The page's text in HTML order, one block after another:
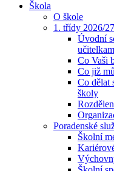
Škola
O škole
1. třídy 2026/27
Úvodní
Co Vaši
Co již
Co dělat
školy
Poradenské
Školní